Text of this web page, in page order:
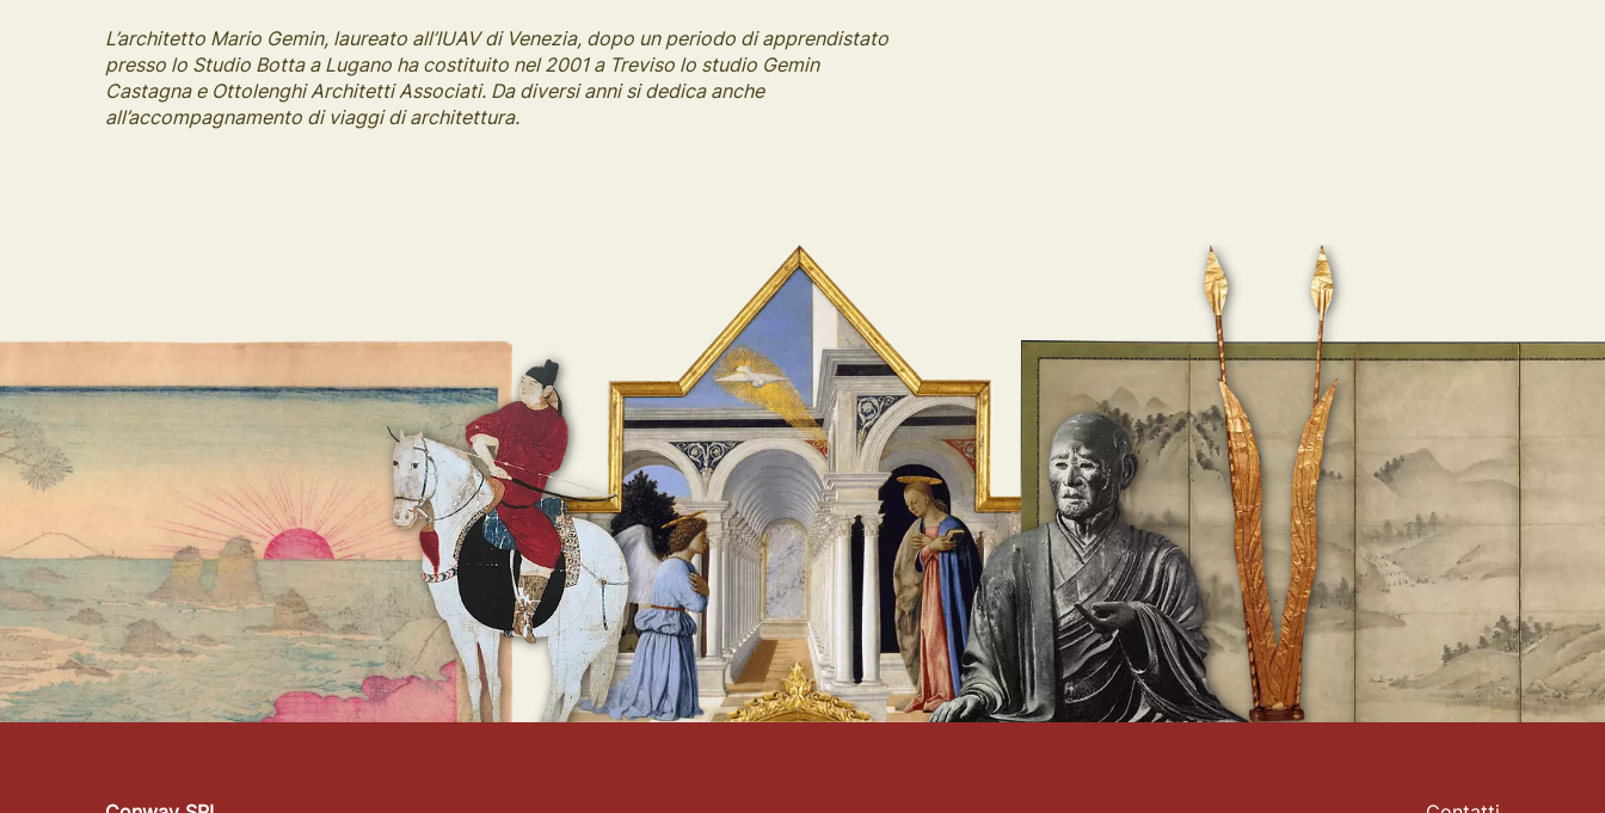
L’architetto Mario Gemin, laureato all’IUAV di Venezia, dopo un periodo di apprendistato
presso lo Studio Botta a Lugano ha costituito nel 2001 a Treviso lo studio Gemin
Castagna e Ottolenghi Architetti Associati. Da diversi anni si dedica anche
all’accompagnamento di viaggi di architettura.